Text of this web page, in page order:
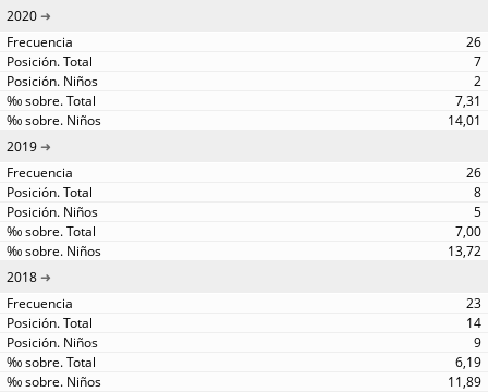
2020
26
7
2
7,31
14,01
2019
26
8
5
7,00
13,72
2018
23
14
9
6,19
11,89